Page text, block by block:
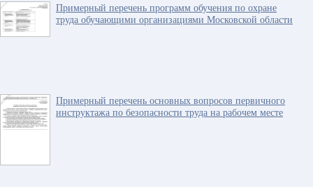
Примерный перечень программ обучения по охране
труда обучающими организациями Московской области
Примерный перечень основных вопросов первичного
инструктажа по безопасности труда на рабочем месте